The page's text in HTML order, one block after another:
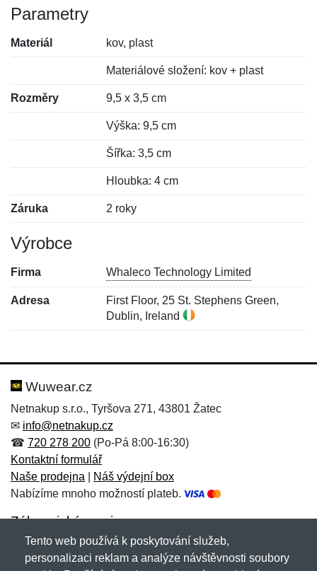
Parametry
Materiál kov, plast
Materiálové složení: kov + plast
Rozměry 9,5 x 3,5 cm
Výška: 9,5 cm
Šířka: 3,5 cm
Hloubka: 4 cm
Záruka 2 roky
Výrobce
Firma Whaleco Technology Limited
Adresa
First Floor, 25 St. Stephens Green,
Dublin, Ireland
Hodnocení:
Jméno: *
Jméno:
E-mail:*
Wuwear.cz
Netnakup s.r.o., Tyršova 271, 43801 Žatec
✉ info@netnakup.cz
☎ 720 278 200 (Po-Pá 8:00-16:30)
Kontaktní formulář
Naše prodejna
Náš výdejní box
Nabízíme mnoho možností plateb.
Zákaznický servis
Novinky emailem
Tento web používá k poskytování služeb,
personalizaci reklam a analýze návštěvnosti soubory